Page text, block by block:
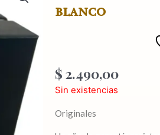
blanco
$ 2.490,00
Sin existencias
Originales